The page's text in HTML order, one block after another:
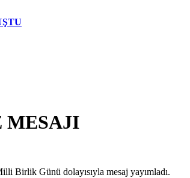
MESAJI
Birlik Günü dolayısıyla mesaj yayımladı.